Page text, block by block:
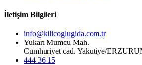
İletişim Bilgileri
info@kilicoglugida.com.tr
Yukarı Mumcu Mah.
Cumhuriyet cad. Yakutiye/
444 36 15